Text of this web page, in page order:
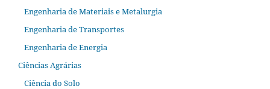
Engenharia de Materiais e Metalurgia
Engenharia de Transportes
Engenharia de Energia
Ciências Agrárias
Ciência do Solo